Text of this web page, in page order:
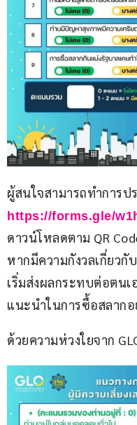
ผู้สนใจสามารถทำการป
https://forms.gle/
ดาวน์โหลดตาม QR
หากมีความกังวลเกี่ยว
เริ่มส่งผลกระทบต่อตน
แนะนำในการซื้อสลาก
ด้วยความห่วงใยจาก